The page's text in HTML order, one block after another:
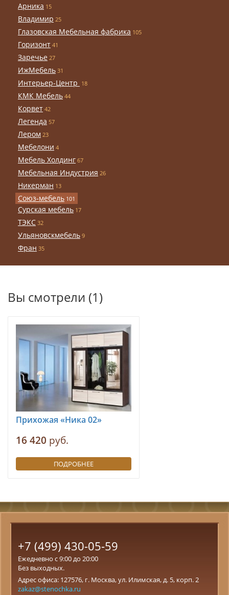
Арника 15
Владимир 25
Глазовская Мебельная фабрика 105
Горизонт 41
Заречье 27
ИжМебель 31
Интерьер-Центр 18
КМК Мебель 44
Корвет 42
Легенда 57
Лером 23
Мебелони 4
Мебель Холдинг 67
Мебельная Индустрия 26
Никерман 13
Союз-мебель 101
Сурская мебель 17
ТЭКС 32
Ульяновскмебель 9
Фран 35
Вы смотрели (1)
Прихожая «Ника 02»
16 420 руб.
ПОДРОБНЕЕ
+7 (499) 430-05-59
Ежедневно с 9:00 до 20:00
Без выходных.
Адрес офиса: 127576, г. Москва, ул. Илимская, д. 5, корп. 2
zakaz@stenochka.ru